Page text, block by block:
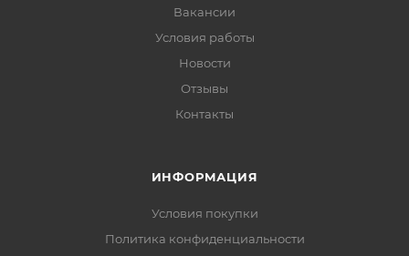
Вакансии
Условия работы
Новости
Отзывы
Контакты
ИНФОРМАЦИЯ
Условия покупки
Политика конфиденциальности